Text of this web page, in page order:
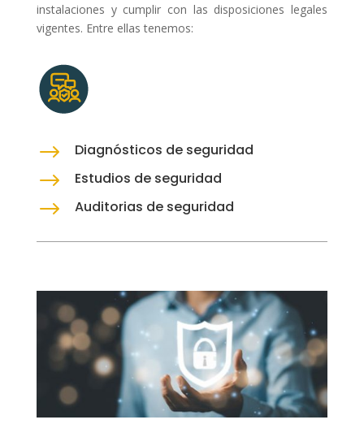
instalaciones y cumplir con las disposiciones legales
vigentes. Entre ellas tenemos:
$ Diagnósticos de seguridad
$ Estudios de seguridad
$ Auditorias de seguridad